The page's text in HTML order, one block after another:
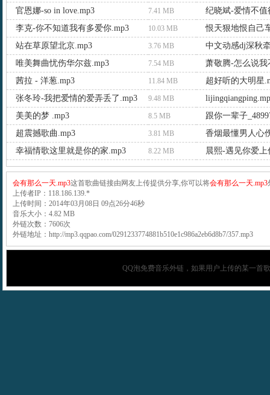
官恩娜-so in love.mp3
7.41 MB
纪晓斌-爱情不值
李克-你不知道我有多爱你.mp3
10.03 MB
恨天狠地恨自己
站在草原望北京.mp3
3.76 MB
中文动感dj深秋
唯美舞曲忧伤华尔兹.mp3
7.54 MB
萧敬腾-怎么说我
茜拉 - 洋葱.mp3
11.84 MB
超好听的大明星
张冬玲-我把爱情的爱弄丢了.mp3
9.48 MB
美美的梦 .mp3
8.5 MB
跟你一辈子
超震撼歌曲.mp3
3.81 MB
香烟最懂男人心
幸福情歌这里就是你的家.mp3
8.22 MB 晨熙-遇见你爱上
会有那么一天.mp3这首歌曲链接由网友上传提供分享,你可以将会有那么一天.mp3
上传者IP：118.186.139.*
上传时间：2014年03月08日 09点26分46秒
音乐大小：4.82 MB
外链次数：7606次
外链地址：http://mp3.qqpao.com/0291233774881b510e1c986a2eb6d8b7/357.mp3
QQ泡免费音乐外链，如果用户上传的某一首